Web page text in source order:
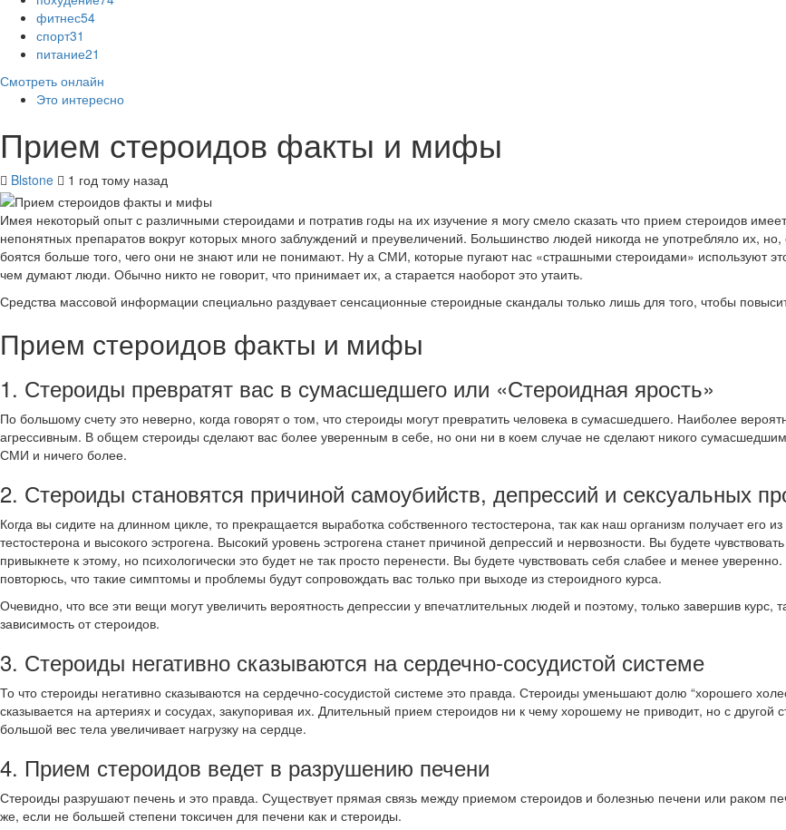
фитнес54
спорт31
питание21
Смотреть онлайн
Это интересно
Прием стероидов факты и мифы
Blstone 1 год тому назад
Имея некоторый опыт с различными стероидами и потратив годы на их изучение я могу смело сказать что прием стероидов
непонятных препаратов вокруг которых много заблуждений и преувеличений. Большинство людей никогда не употребляло их,
боятся больше того, чего они не знают или не понимают. Ну а СМИ, которые пугают нас «страшными стероидами» используют
чем думают люди. Обычно никто не говорит, что принимает их, а старается наоборот это утаить.
Средства массовой информации специально раздувает сенсационные стероидные скандалы только лишь для того, чтобы
Прием стероидов факты и мифы
1. Стероиды превратят вас в сумасшедшего или «Стероидная ярость»
По большому счету это неверно, когда говорят о том, что стероиды могут превратить человека в сумасшедшего. Наиболее
агрессивным. В общем стероиды сделают вас более уверенным в себе, но они ни в коем случае не сделают никого сумасшедшим.
СМИ и ничего более.
2. Стероиды становятся причиной самоубийств, депрессий и сексуальных
Когда вы сидите на длинном цикле, то прекращается выработка собственного тестостерона, так как наш организм получает его
тестостерона и высокого эстрогена. Высокий уровень эстрогена станет причиной депрессий и нервозности. Вы будете
привыкнете к этому, но психологически это будет не так просто перенести. Вы будете чувствовать себя слабее и менее
повторюсь, что такие симптомы и проблемы будут сопровождать вас только при выходе из стероидного курса.
Очевидно, что все эти вещи могут увеличить вероятность депрессии у впечатлительных людей и поэтому, только завершив курс,
зависимость от стероидов.
3. Стероиды негативно сказываются на сердечно-сосудистой системе
То что стероиды негативно сказываются на сердечно-сосудистой системе это правда. Стероиды уменьшают долю “хорошего
сказывается на артериях и сосудах, закупоривая их. Длительный прием стероидов ни к чему хорошему не приводит, но с другой
большой вес тела увеличивает нагрузку на сердце.
4. Прием стероидов ведет в разрушению печени
Стероиды разрушают печень и это правда. Существует прямая связь между приемом стероидов и болезнью печени или раком
же, если не большей степени токсичен для печени как и стероиды.